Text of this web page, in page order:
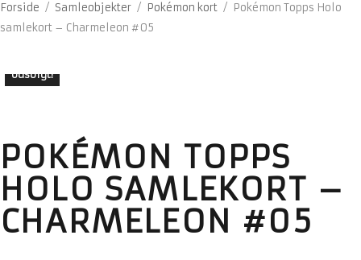
Forside / Samleobjekter / Pokémon kort / Pokémon Topps Holo
samlekort – Charmeleon #05
Udsolgt!
POKÉMON TOPPS
HOLO SAMLEKORT –
CHARMELEON #05